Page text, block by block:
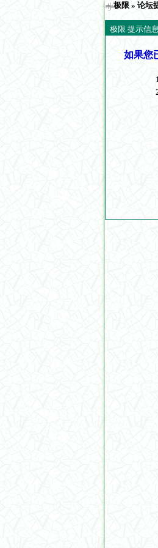
极限 » 论坛
极限 提示信息
如果您